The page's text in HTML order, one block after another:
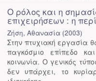
Ο ρόλος και η
επιχειρήσεων : η
Ζήση, Αθανασία (2003)
Στην πτυχιακή εργασία
παγκόσμιο επίπεδο
κοινωνία. Ο γενικός
δεν υπάρχει, το